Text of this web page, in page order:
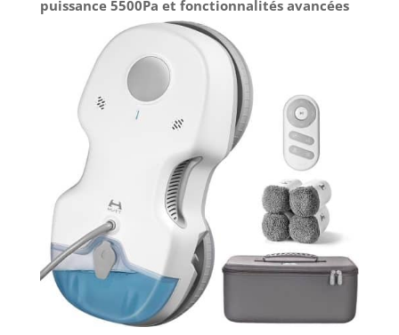
puissance 5500Pa et fonctionnalités avancées